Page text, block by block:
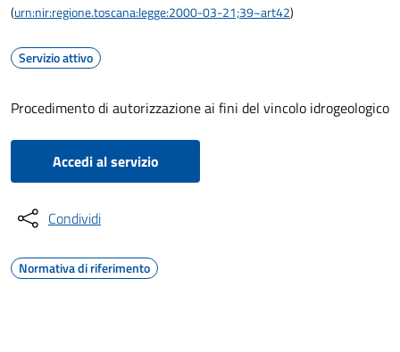
(urn:nir:regione.toscana:legge:2000-03-21;39~art42)
Servizio attivo
Procedimento di autorizzazione ai fini del vincolo idrogeologico
Accedi al servizio
Condividi
Normativa di riferimento